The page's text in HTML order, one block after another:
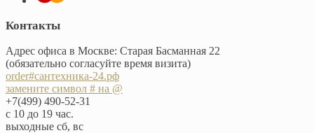
Контакты
Адрес офиса в Москве: Старая Басманная 22
(обязательно согласуйте время визита)
order#сантехника-24.рф
замените символ # на @
+7(499) 490-52-31
с 10 до 19 час.
выходные сб, вс